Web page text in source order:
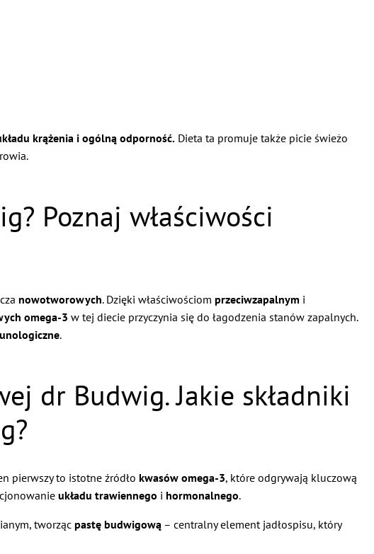
krążenia i ogólną odporność. Dieta ta promuje także picie świeżo
Poznaj właściwości
nowotworowych. Dzięki właściwościom przeciwzapalnym i
omega-3 w tej diecie przyczynia się do łagodzenia stanów zapalnych.
.
dr Budwig. Jakie składniki
pierwszy to istotne źródło kwasów omega-3, które odgrywają kluczową
układu trawiennego i hormonalnego.
tworząc pastę budwigową – centralny element jadłospisu, który